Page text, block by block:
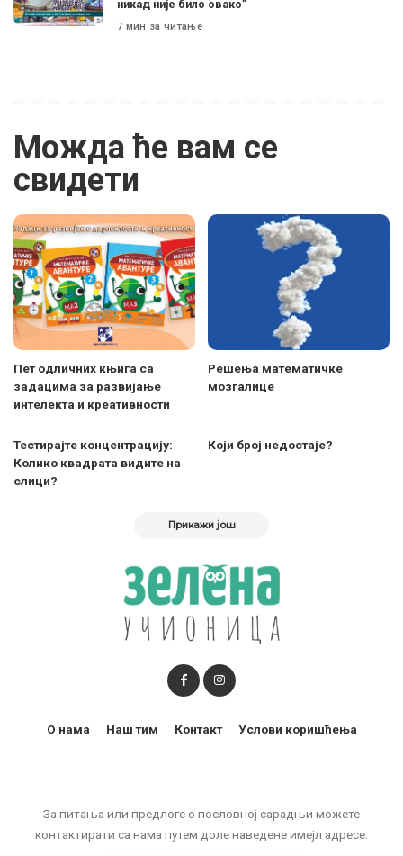
никад није било овако”
7 мин за читање
Можда ће вам се
свидети
Пет одличних књига са
задацима за развијање
интелекта и креативности
Решења математичке
мозгалице
Тестирајте концентрацију:
Колико квадрата видите на
слици?
Који број недостаје?
Прикажи још
За питања или предлоге о пословној сарадњи можете
контактирати са нама путем доле наведене имејл адресе:
О нама Наш тим Контакт Услови коришћења